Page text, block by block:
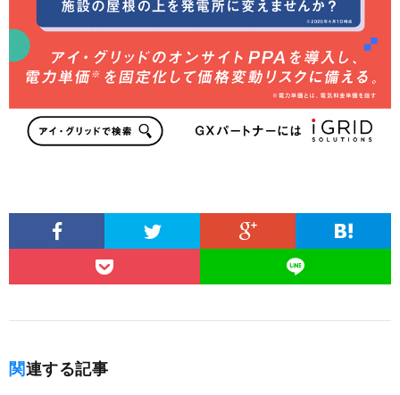
関連する記事